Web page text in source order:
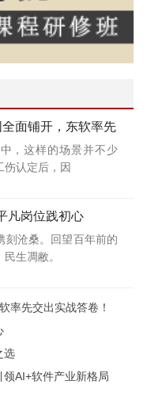
面铺开，东软率先
，这样的场景并不少
伤认定后，因
凡岗位践初心
刻沧桑。回望百年前的
生凋敝。
率先交出实战答卷！
选
AI+软件产业新格局